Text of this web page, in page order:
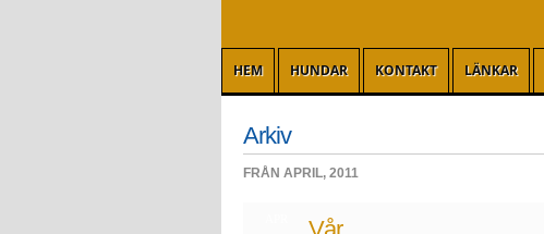
HEM HUNDAR KONTAKT LÄNKAR
Arkiv
FRÅN APRIL, 2011